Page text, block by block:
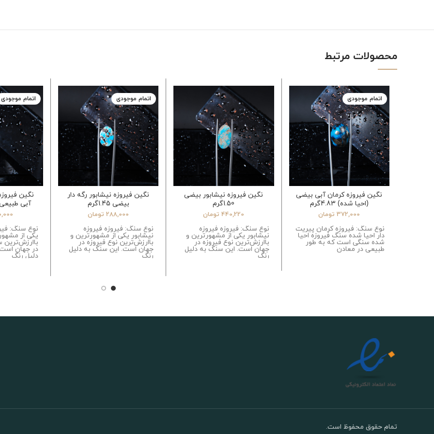
محصولات مرتبط
اتمام موجودی
نگین فیروزه کرمان آبی بیضی
(احیا شده) 4.83گرم
372,000 تومان
نوع سنگ: فیروزه کرمان پیریت
دار احیا شده سنگ فیروزه احیا
شده سنگی است که به طور
طبیعی در معادن
نگین فیروزه نیشابور بیضی
1.50گرم
440,220 تومان
نوع سنگ: فیروزه فیروزه
نیشابور یکی از مشهورترین و
باارزش‌ترین نوع فیروزه در
جهان است. این سنگ به دلیل
رنگ
اتمام موجودی
نگین فیروزه نیشابور رگه دار
بیضی 1.45گرم
288,000 تومان
نوع سنگ: فیروزه فیروزه
نیشابور یکی از مشهورترین و
باارزش‌ترین نوع فیروزه در
جهان است. این سنگ به دلیل
رنگ
اتمام موجودی
نگین
آبی طبیعی
نوع سنگ:
یکی از
در جهان
دلیل رنگ
تمام حقوق محفوظ است.